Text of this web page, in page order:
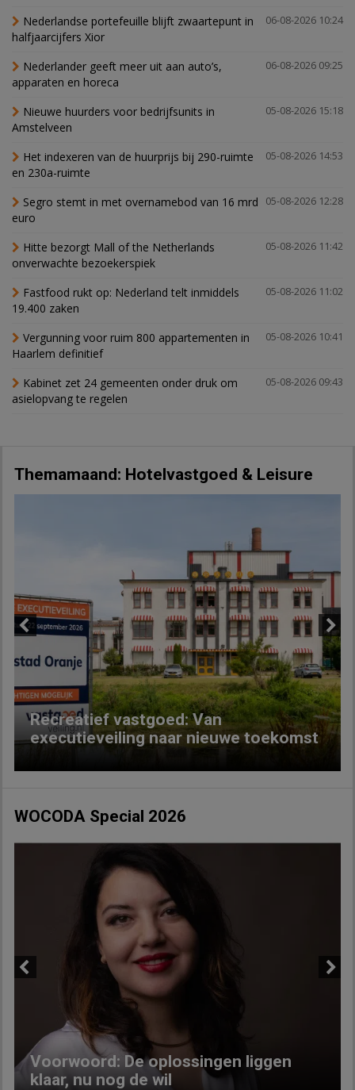
06-08-2026 10:24
Nederlandse portefeuille blijft zwaartepunt in
halfjaarcijfers Xior
06-08-2026 09:25
Nederlander geeft meer uit aan auto’s,
apparaten en horeca
05-08-2026 15:18
Nieuwe huurders voor bedrijfsunits in
Amstelveen
05-08-2026 14:53
Het indexeren van de huurprijs bij 290-ruimte
en 230a-ruimte
05-08-2026 12:28
Segro stemt in met overnamebod van 16 mrd
euro
05-08-2026 11:42
Hitte bezorgt Mall of the Netherlands
onverwachte bezoekerspiek
05-08-2026 11:02
Fastfood rukt op: Nederland telt inmiddels
19.400 zaken
05-08-2026 10:41
Vergunning voor ruim 800 appartementen in
Haarlem definitief
05-08-2026 09:43
Kabinet zet 24 gemeenten onder druk om
asielopvang te regelen
Themamaand: Hotelvastgoed & Leisure
Recreatief vastgoed: Van
executieveiling naar nieuwe toekomst
Next
WOCODA Special 2026
Voorwoord: De oplossingen liggen
klaar, nu nog de wil